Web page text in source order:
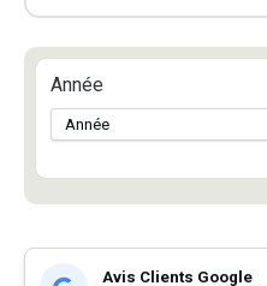
Année
Avis Clients Google